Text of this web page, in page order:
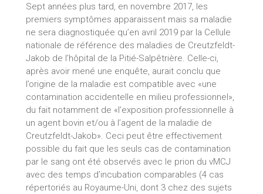
Sept années plus tard, en novembre 2017, les
premiers symptômes apparaissent mais sa maladie
ne sera diagnostiquée qu’en avril 2019 par la Cellule
nationale de référence des maladies de Creutzfeldt-
Jakob de l’hôpital de la Pitié-Salpêtrière. Celle-ci,
après avoir mené une enquête, aurait conclu que
l’origine de la maladie est compatible avec «une
contamination accidentelle en milieu professionnel»,
du fait notamment de «l’exposition professionnelle à
un agent bovin et/ou à l’agent de la maladie de
Creutzfeldt-Jakob». Ceci peut être effectivement
possible du fait que les seuls cas de contamination
par le sang ont été observés avec le prion du vMCJ
avec des temps d’incubation comparables (4 cas
répertoriés au Royaume-Uni, dont 3 chez des sujets